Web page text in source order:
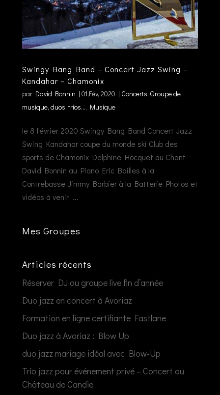
Swingy Bang Band – Concert Jazz Swing –
Kandahar – Chamonix
par David Bonnin | 01,Fév, 2020 | Concerts, Groupe de
musique, duos, trios..., Musique
le 8 février 2020 Swingy Bang Band Concert Jazz
Swing Kandahar coupe du monde ski Club des
sports de Chamonix Delphine Hocquet au Chant
David Bonnin au Piano Eric Bailles à la
Contrebasse Jimmy Barbier à la Batterie Photos et
vidéos à venir ...
Mes Groupes
Articles récents
Réserver DJ ou groupe live fin d’année
Duo jazz en concert à Avoriaz
Formation en ligne certifiante Fastlane
Duo jazz à Avoriaz : Blow Up
duo jazz mariage idéal avec Blow-Up
Trio jazz pour événement privé – Concert au
Château de Candie